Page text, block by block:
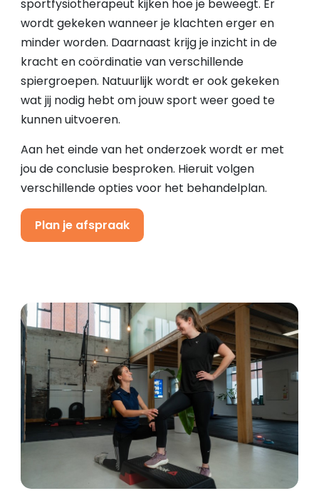
sportfysiotherapeut kijken hoe je beweegt. Er
wordt gekeken wanneer je klachten erger en
minder worden. Daarnaast krijg je inzicht in de
kracht en coördinatie van verschillende
spiergroepen. Natuurlijk wordt er ook gekeken
wat jij nodig hebt om jouw sport weer goed te
kunnen uitvoeren.
Aan het einde van het onderzoek wordt er met
jou de conclusie besproken. Hieruit volgen
verschillende opties voor het behandelplan.
Plan je afspraak